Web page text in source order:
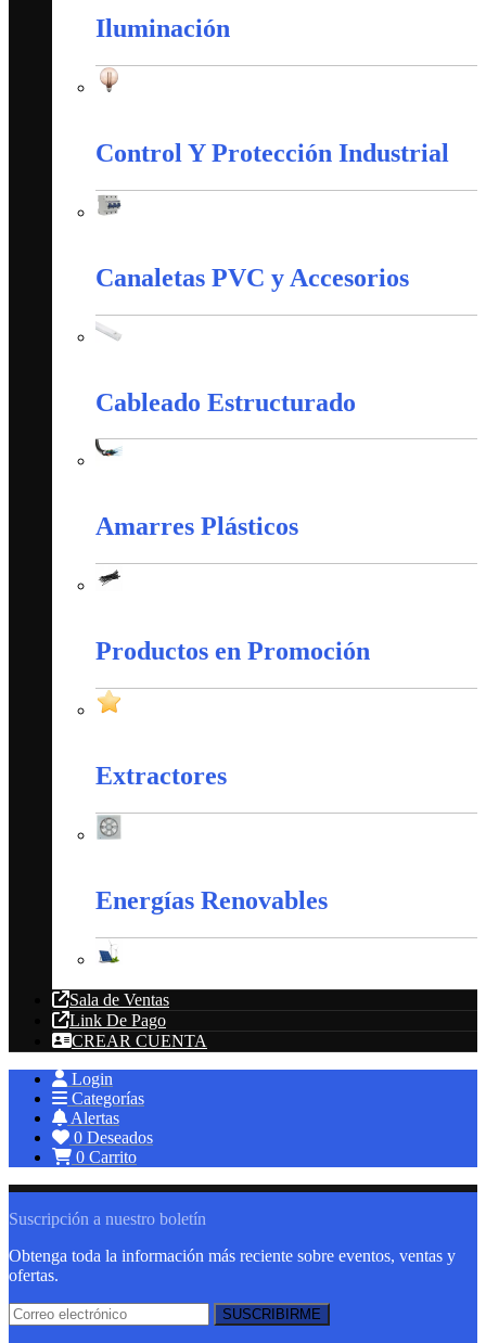
Iluminación
Control Y Protección Industrial
Canaletas PVC y Accesorios
Cableado Estructurado
Amarres Plásticos
Productos en Promoción
Extractores
Energías Renovables
Sala de Ventas
Link De Pago
CREAR CUENTA
Login
Categorías
Alertas
0 Deseados
0 Carrito
Suscripción a nuestro boletín
Obtenga toda la información más reciente sobre eventos, ventas y
ofertas.